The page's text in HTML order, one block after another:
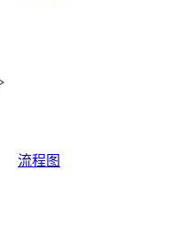
流程图